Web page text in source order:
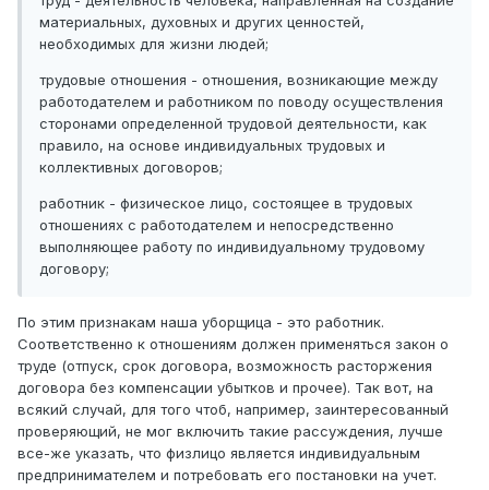
материальных, духовных и других ценностей,
необходимых для жизни людей;
трудовые отношения - отношения, возникающие между
работодателем и работником по поводу осуществления
сторонами определенной трудовой деятельности, как
правило, на основе индивидуальных трудовых и
коллективных договоров;
работник - физическое лицо, состоящее в трудовых
отношениях с работодателем и непосредственно
выполняющее работу по индивидуальному трудовому
договору;
По этим признакам наша уборщица - это работник.
Соответственно к отношениям должен применяться закон о
труде (отпуск, срок договора, возможность расторжения
договора без компенсации убытков и прочее). Так вот, на
всякий случай, для того чтоб, например, заинтересованный
проверяющий, не мог включить такие рассуждения, лучше
все-же указать, что физлицо является индивидуальным
предпринимателем и потребовать его постановки на учет.